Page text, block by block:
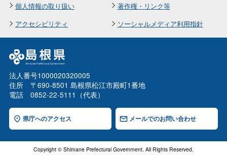
個人情報の取り扱い
著作権・リンク等
アクセシビリティ
ソーシャルメディア利用指針
法人番号1000020320005
住所 〒690-8501 島根県松江市殿町1番地
電話 0852-22-5111（代表）
県庁へのアクセス メールでのお問い合わせ
Copyright © Shimane Prefectural Government. All Rights Reserved.